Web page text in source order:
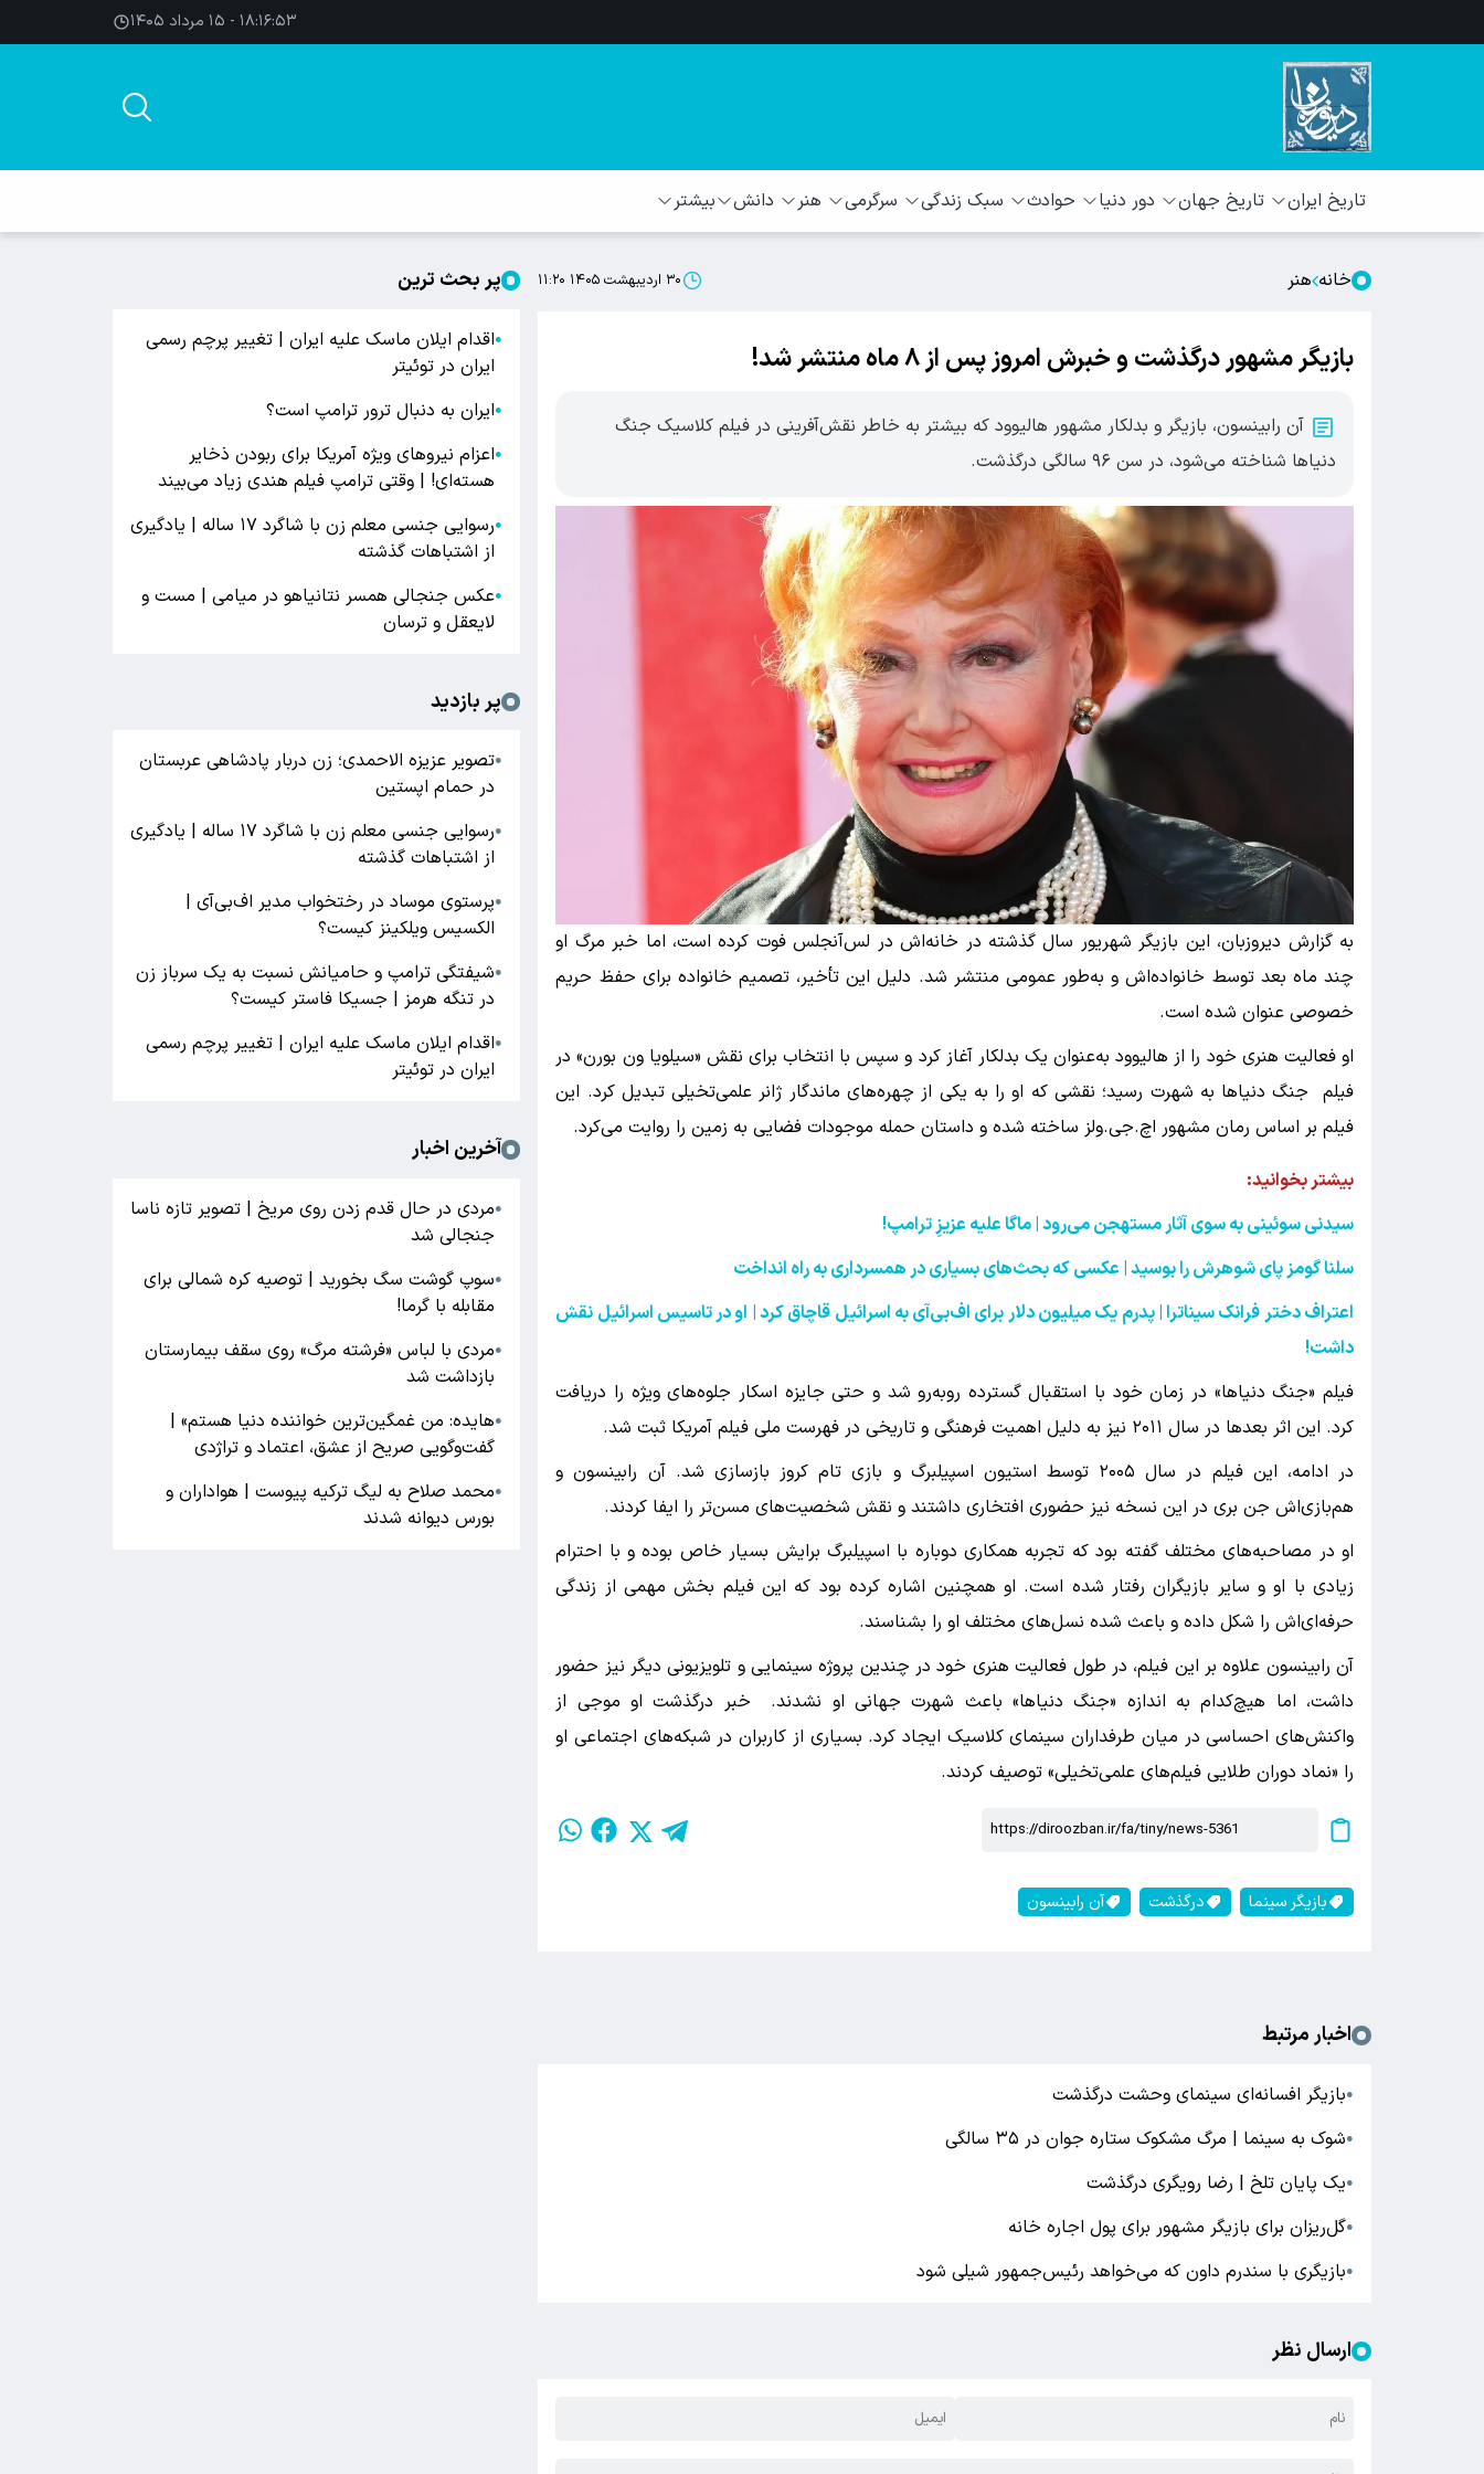
۱۸:۱۶:۵۴ - ۱۵ مرداد ۱۴۰۵
تاریخ ایران تاریخ جهان دور دنیا حوادث سبک زندگی سرگرمی هنر دانش بیشتر
خانه هنر ۳۰ اردیبهشت ۱۴۰۵ ۱۱:۲۰
بازیگر مشهور درگذشت و خبرش امروز پس از ۸ ماه منتشر شد!
آن رابینسون، بازیگر و بدلکار مشهور هالیوود که بیشتر به خاطر نقش‌آفرینی در فیلم کلاسیک جنگ
دنیاها شناخته می‌شود، در سن ۹۶ سالگی درگذشت.
به گزارش دیروزبان، این بازیگر شهریور سال گذشته در خانه‌اش در لس‌آنجلس فوت کرده است، اما خبر مرگ او
چند ماه بعد توسط خانواده‌اش و به‌طور عمومی منتشر شد. دلیل این تأخیر، تصمیم خانواده برای حفظ حریم
خصوصی عنوان شده است.
او فعالیت هنری خود را از هالیوود به‌عنوان یک بدلکار آغاز کرد و سپس با انتخاب برای نقش «سیلویا ون بورن» در
فیلم جنگ دنیاها به شهرت رسید؛ نقشی که او را به یکی از چهره‌های ماندگار ژانر علمی‌تخیلی تبدیل کرد. این
فیلم بر اساس رمان مشهور اچ.جی.ولز ساخته شده و داستان حمله موجودات فضایی به زمین را روایت می‌کرد.
بیشتر بخوانید:
سیدنی سوئینی به سوی آثار مستهجن می‌رود | ماگا علیه عزیزِ ترامپ!
سلنا گومز پای شوهرش را بوسید | عکسی که بحث‌های بسیاری در همسرداری به راه انداخت
اعتراف دختر فرانک سیناترا | پدرم یک میلیون دلار برای اف‌بی‌آی به اسرائیل قاچاق کرد | او در تاسیس اسرائیل نقش
داشت!
فیلم «جنگ دنیاها» در زمان خود با استقبال گسترده روبه‌رو شد و حتی جایزه اسکار جلوه‌های ویژه را دریافت
کرد. این اثر بعدها در سال ۲۰۱۱ نیز به دلیل اهمیت فرهنگی و تاریخی در فهرست ملی فیلم آمریکا ثبت شد.
در ادامه، این فیلم در سال ۲۰۰۵ توسط استیون اسپیلبرگ و بازی تام کروز بازسازی شد. آن رابینسون و
هم‌بازی‌اش جن بری در این نسخه نیز حضوری افتخاری داشتند و نقش شخصیت‌های مسن‌تر را ایفا کردند.
او در مصاحبه‌های مختلف گفته بود که تجربه همکاری دوباره با اسپیلبرگ برایش بسیار خاص بوده و با احترام
زیادی با او و سایر بازیگران رفتار شده است. او همچنین اشاره کرده بود که این فیلم بخش مهمی از زندگی
حرفه‌ای‌اش را شکل داده و باعث شده نسل‌های مختلف او را بشناسند.
آن رابینسون علاوه بر این فیلم، در طول فعالیت هنری خود در چندین پروژه سینمایی و تلویزیونی دیگر نیز حضور
داشت، اما هیچ‌کدام به اندازه «جنگ دنیاها» باعث شهرت جهانی او نشدند. خبر درگذشت او موجی از
واکنش‌های احساسی در میان طرفداران سینمای کلاسیک ایجاد کرد. بسیاری از کاربران در شبکه‌های اجتماعی او
را «نماد دوران طلایی فیلم‌های علمی‌تخیلی» توصیف کردند.
بازیگر سینما درگذشت آن رابینسون
اخبار مرتبط
●بازیگر افسانه‌ای سینمای وحشت درگذشت
●شوک به سینما | مرگ مشکوک ستاره جوان در ۳۵ سالگی
●یک پایان تلخ | رضا رویگری درگذشت
●گل‌ریزان برای بازیگر مشهور برای پول اجاره خانه
●بازیگری با سندرم‌ داون که می‌خواهد رئیس‌جمهور شیلی شود
ارسال نظر
پر بحث ترین
●اقدام ایلان ماسک علیه ایران | تغییر پرچم رسمی
ایران در توئیتر
●ایران به دنبال ترور ترامپ است؟
●اعزام نیروهای ویژه آمریکا برای ربودن ذخایر
هسته‌ای! | وقتی ترامپ فیلم هندی زیاد می‌بیند
●
رسوایی جنسی معلم زن با شاگرد ۱۷ ساله | یادگیری
از اشتباهات گذشته
●عکس جنجالی همسر نتانیاهو در میامی | مست و
لایعقل و ترسان
پر بازدید
●تصویر عزیزه الاحمدی؛ زن دربار پادشاهی عربستان
در حمام اپستین
●
رسوایی جنسی معلم زن با شاگرد ۱۷ ساله | یادگیری
از اشتباهات گذشته
●پرستوی موساد در رختخواب مدیر اف‌بی‌آی |
الکسیس ویلکینز کیست؟
●شیفتگی ترامپ و حامیانش نسبت به یک سرباز زن
در تنگه هرمز | جسیکا فاستر کیست؟
●اقدام ایلان ماسک علیه ایران | تغییر پرچم رسمی
ایران در توئیتر
آخرین اخبار
●مردی در حال قدم زدن روی مریخ | تصویر تازه ناسا
جنجالی شد
●سوپ گوشت سگ بخورید | توصیه کره شمالی برای
مقابله با گرما!
●مردی با لباس «فرشته مرگ» روی سقف بیمارستان
بازداشت شد
●هایده: من غمگین‌ترین خواننده دنیا هستم» |
گفت‌وگویی صریح از عشق، اعتماد و تراژدی
●محمد صلاح به لیگ ترکیه پیوست | هواداران و
بورس دیوانه شدند